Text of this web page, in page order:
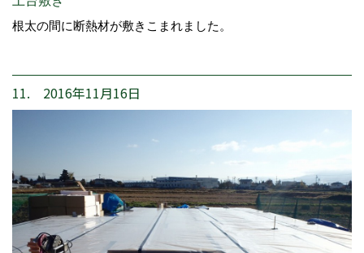
根太の間に断熱材が敷きこまれました。
11. 2016年11月16日